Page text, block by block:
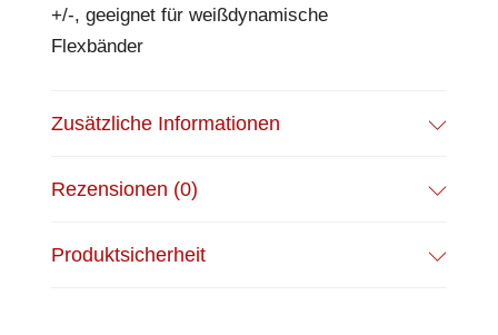
+/-, geeignet für weißdynamische
Flexbänder
Zusätzliche Informationen
Rezensionen (0)
Produktsicherheit